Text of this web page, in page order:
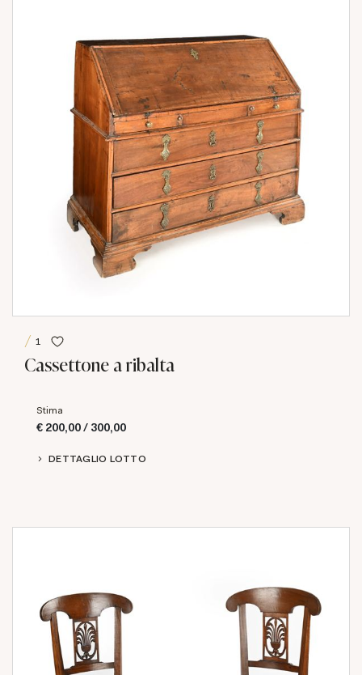
1
Cassettone a ribalta
Stima
€ 200,00 / 300,00
DETTAGLIO LOTTO